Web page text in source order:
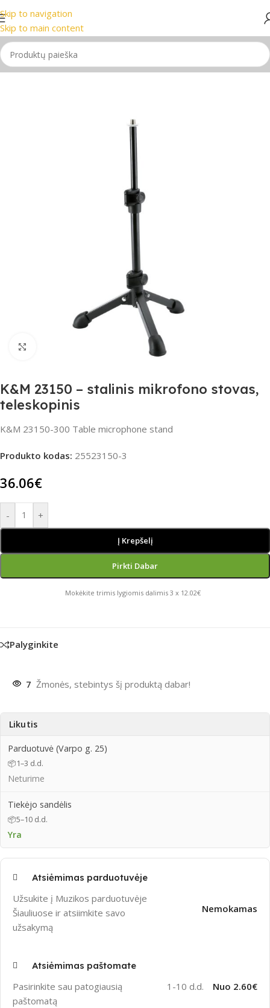
Skip to navigation
Skip to main content
Žinomiausi prekių ženklai 📦
Pradžia/Stovai
Spustelėkite, jei norite padidinti
K&M 23150 – stalinis mikrofono stovas,
teleskopinis
K&M 23150-300 Table microphone stand
Produkto kodas: 25523150-3
36.06€
- +
Į Krepšelį
Pirkti Dabar
Mokėkite trimis lygiomis dalimis 3 x 12.02€
Palyginkite
7 Žmonės, stebintys šį produktą dabar!
Likutis
Parduotuvė (Varpo g. 25)
📦1–3 d.d.
Neturime
Tiekėjo sandėlis
📦5–10 d.d.
Yra
Atsiėmimas parduotuvėje
Užsukite į Muzikos parduotuvėje
Šiauliuose ir atsiimkite savo
užsakymą
Nemokamas
Atsiėmimas paštomate
Pasirinkite sau patogiausią
paštomatą
1-10 d.d. Nuo 2.60€